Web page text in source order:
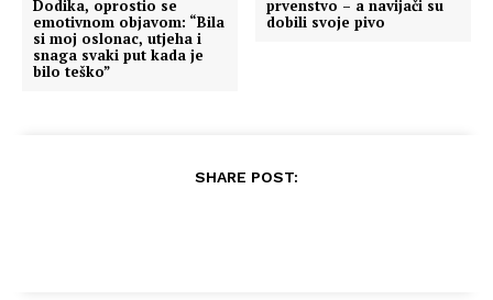
Dodika, oprostio se
emotivnom objavom: “Bila
si moj oslonac, utjeha i
snaga svaki put kada je
bilo teško”
prvenstvo – a navijači su
dobili svoje pivo
SHARE POST: